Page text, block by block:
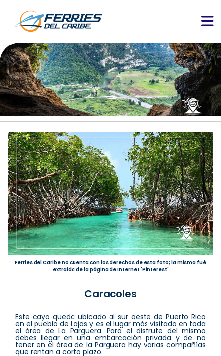
Ferries del Caribe no cuenta con los derechos de esta foto; la misma fué
extraida de la página de Internet 'Pinterest'
Caracoles
Este cayo queda ubicado al sur oeste de Puerto Rico
en el pueblo de Lajas y es el lugar más visitado en toda
el área de La Parguera. Para el disfrute del mismo
debes llegar en una embarcación privada y de no
tener en el área de la Parguera hay varias compañías
que rentan a corto plazo.